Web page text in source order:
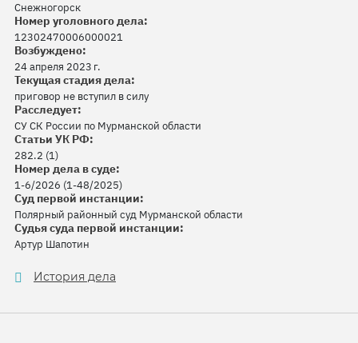
Снежногорск
Номер уголовного дела:
12302470006000021
Возбуждено:
24 апреля 2023 г.
Текущая стадия дела:
приговор не вступил в силу
Расследует:
СУ СК России по Мурманской области
Статьи УК РФ:
282.2 (1)
Номер дела в суде:
1-6/2026 (1-48/2025)
Суд первой инстанции:
Полярный районный суд Мурманской области
Судья суда первой инстанции:
Артур Шапотин
История дела